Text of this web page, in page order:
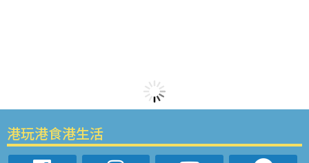
港玩港食港生活